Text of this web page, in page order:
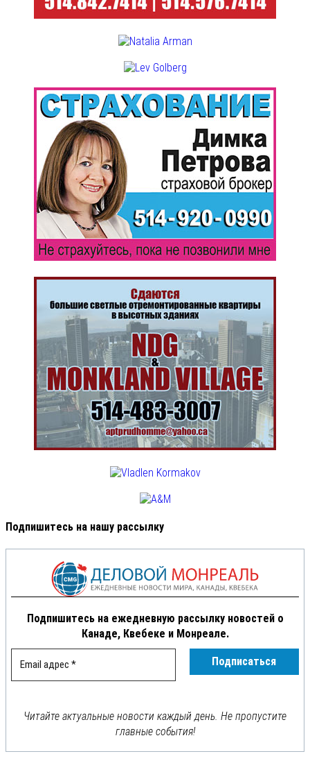
Подпишитесь на нашу рассылку
Подпишитесь на ежедневную рассылку новостей о
Канаде, Квебеке и Монреале.
Читайте актуальные новости каждый день. Не пропустите
главные события!